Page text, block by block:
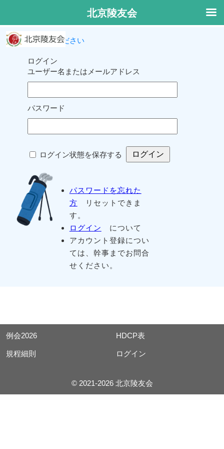
ログインしてください
ログイン
ユーザー名またはメールアドレス
パスワード
ログイン状態を保存する
パスワードを忘れた
方 リセットできま
す。
ログイン
について
アカウント登録につい
ては、幹事までお問合
せください。
例会2026 HDCP表
規程細則 ログイン
© 2021-2026 北京陵友会
北京陵友会